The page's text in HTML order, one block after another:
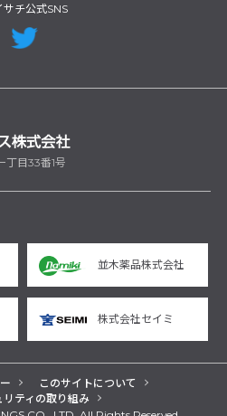
サチ公式SNS
目33番1号
並木薬品株式会社
株式会社セイミ
このサイトについて
ティの取り組み